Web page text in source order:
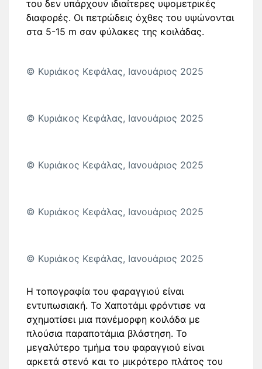
του δεν υπάρχουν ιδιαίτερες υψομετρικές
διαφορές. Οι πετρώδεις όχθες του υψώνονται
στα 5-15 m σαν φύλακες της κοιλάδας.
© Κυριάκος Κεφάλας, Ιανουάριος 2025
© Κυριάκος Κεφάλας, Ιανουάριος 2025
© Κυριάκος Κεφάλας, Ιανουάριος 2025
© Κυριάκος Κεφάλας, Ιανουάριος 2025
© Κυριάκος Κεφάλας, Ιανουάριος 2025
Η τοπογραφία του φαραγγιού είναι
εντυπωσιακή. Το Χαποτάμι φρόντισε να
σχηματίσει μια πανέμορφη κοιλάδα με
πλούσια παραποτάμια βλάστηση. Το
μεγαλύτερο τμήμα του φαραγγιού είναι
αρκετά στενό και το μικρότερο πλάτος του